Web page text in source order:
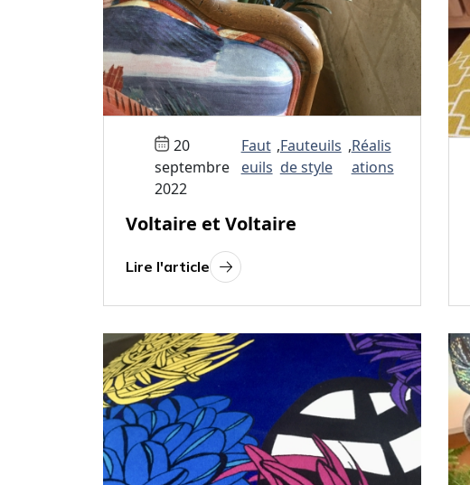
20
septembre
2022
Faut
euils
,Fauteuils
de style
,Réalis
ations
Voltaire et Voltaire
Lire l'article